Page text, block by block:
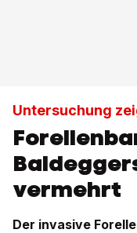
Untersuchung
vermehrt
Der invasive